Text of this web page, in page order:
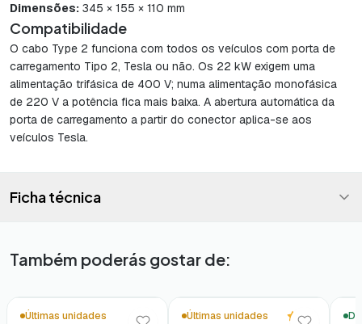
Dimensões: 345 × 155 × 110 mm
Compatibilidade
O cabo Type 2 funciona com todos os veículos com porta de
carregamento Tipo 2, Tesla ou não. Os 22 kW exigem uma
alimentação trifásica de 400 V; numa alimentação monofásica
de 220 V a potência fica mais baixa. A abertura automática da
porta de carregamento a partir do conector aplica-se aos
veículos Tesla.
Ficha técnica
Também poderás gostar de:
Últimas unidades Últimas unidades
5.0